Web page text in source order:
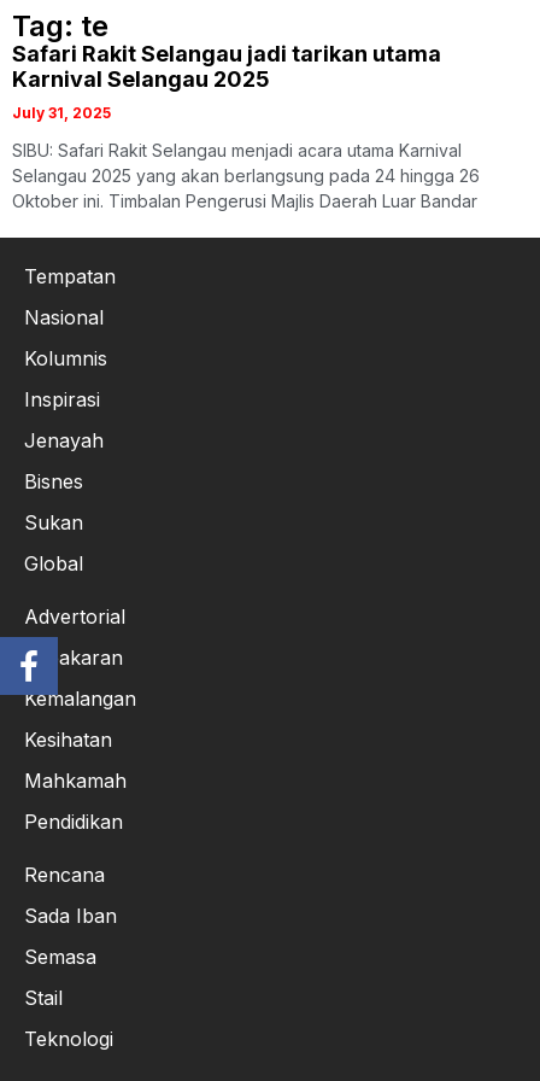
Tag: te
Safari Rakit Selangau jadi tarikan utama
Karnival Selangau 2025
July 31, 2025
SIBU: Safari Rakit Selangau menjadi acara utama Karnival
Selangau 2025 yang akan berlangsung pada 24 hingga 26
Oktober ini. Timbalan Pengerusi Majlis Daerah Luar Bandar
Tempatan
Nasional
Kolumnis
Inspirasi
Jenayah
Bisnes
Sukan
Global
Advertorial
Kebakaran
Kemalangan
Kesihatan
Mahkamah
Pendidikan
Rencana
Sada Iban
Semasa
Stail
Teknologi